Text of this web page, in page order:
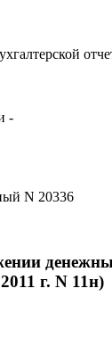
-
N 20336
г. N 11н)